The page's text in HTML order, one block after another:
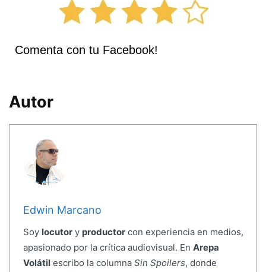
Comenta con tu Facebook!
Autor
Edwin Marcano
Soy locutory productorcon experiencia en medios,
apasionado por la crítica audiovisual. En Arepa
Volátilescribo la columna Sin Spoilers, donde